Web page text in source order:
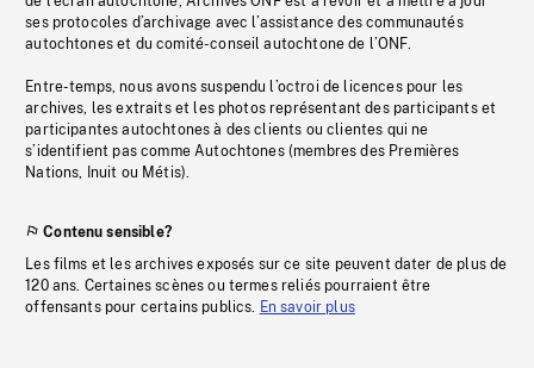
ses protocoles d’archivage avec l’assistance des communautés
autochtones et du comité-conseil autochtone de l’ONF.
Entre-temps, nous avons suspendu l’octroi de licences pour les
archives, les extraits et les photos représentant des participants et
participantes autochtones à des clients ou clientes qui ne
s’identifient pas comme Autochtones (membres des Premières
Nations, Inuit ou Métis).
Contenu sensible?
Les films et les archives exposés sur ce site peuvent dater de plus de
120 ans. Certaines scènes ou termes reliés pourraient être
offensants pour certains publics. En savoir plus